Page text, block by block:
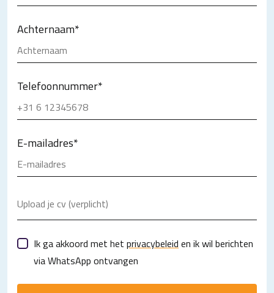
Achternaam*
Telefoonnummer*
E-mailadres*
Upload je cv (verplicht)
Ik ga akkoord met het privacybeleid en ik wil berichten
via WhatsApp ontvangen